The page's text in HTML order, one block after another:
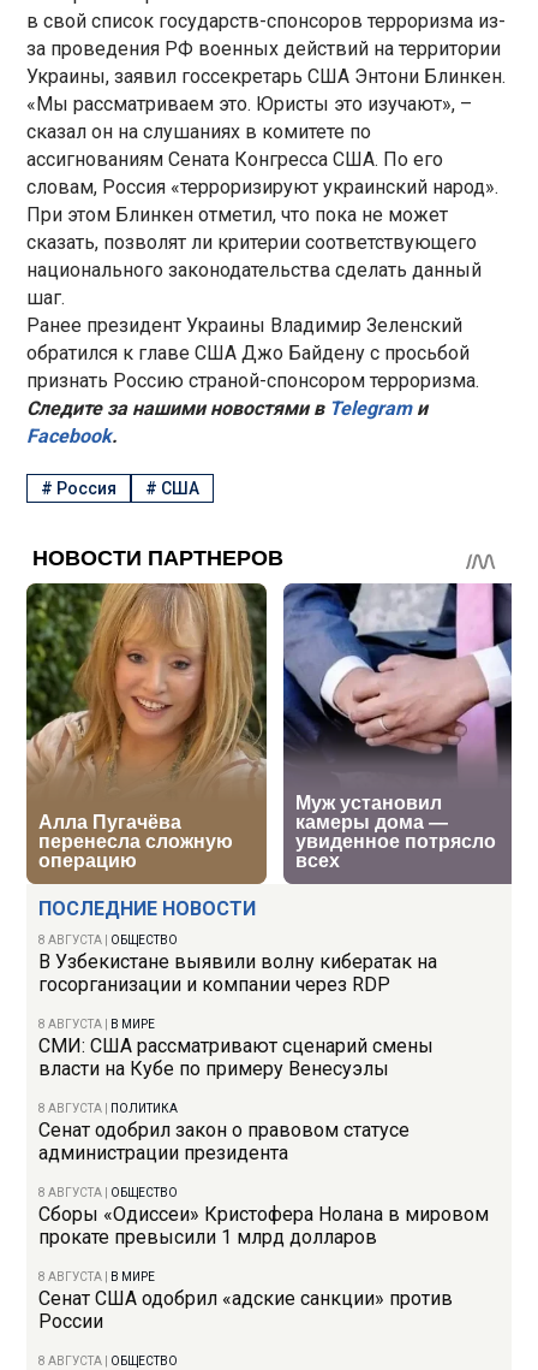
ПОСЛЕДНИЕ НОВОСТИ
8 АВГУСТА ОБЩЕСТВО
В Узбекистане выявили волну кибератак на
госорганизации и компании через RDP
8 АВГУСТА В МИРЕ
СМИ: США рассматривают сценарий смены
власти на Кубе по примеру Венесуэлы
8 АВГУСТА ПОЛИТИКА
Сенат одобрил закон о правовом статусе
администрации президента
8 АВГУСТА ОБЩЕСТВО
Сборы «Одиссеи» Кристофера Нолана в мировом
прокате превысили 1 млрд долларов
8 АВГУСТА В МИРЕ
Сенат США одобрил «адские санкции» против
России
8 АВГУСТА ОБЩЕСТВО
в свой список государств-спонсоров терроризма из-
за проведения РФ военных действий на территории
Украины, заявил госсекретарь США Энтони Блинкен.
«Мы рассматриваем это. Юристы это изучают», –
сказал он на слушаниях в комитете по
ассигнованиям Сената Конгресса США. По его
словам, Россия «терроризируют украинский народ».
При этом Блинкен отметил, что пока не может
сказать, позволят ли критерии соответствующего
национального законодательства сделать данный
шаг.
Ранее президент Украины Владимир Зеленский
обратился к главе США Джо Байдену с просьбой
признать Россию страной-спонсором терроризма.
Следите за нашими новостями вTelegramи
Facebook.
# Россия # США